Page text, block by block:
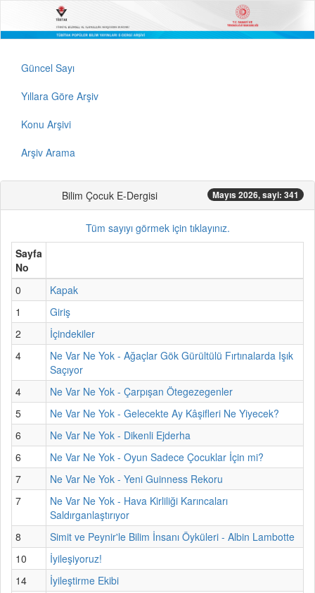
Güncel Sayı
Yıllara Göre Arşiv
Konu Arşivi
Arşiv Arama
Bilim Çocuk E-Dergisi Mayıs 2026, sayi: 341
Tüm sayıyı görmek için tıklayınız.
Sayfa
No
0
Kapak
1
Giriş
2
İçindekiler
4
Ne Var Ne Yok - Ağaçlar Gök Gürültülü Fırtınalarda Işık
Saçıyor
4
Ne Var Ne Yok - Çarpışan Ötegezegenler
5
Ne Var Ne Yok - Gelecekte Ay Kâşifleri Ne Yiyecek?
6
Ne Var Ne Yok - Dikenli Ejderha
6
Ne Var Ne Yok - Oyun Sadece Çocuklar İçin mi?
7
Ne Var Ne Yok - Yeni Guinness Rekoru
7
Ne Var Ne Yok - Hava Kirliliği Karıncaları
Saldırganlaştırıyor
8
Simit ve Peynir'le Bilim İnsanı Öyküleri - Albin Lambotte
10
İyileşiyoruz!
14
İyileştirme Ekibi